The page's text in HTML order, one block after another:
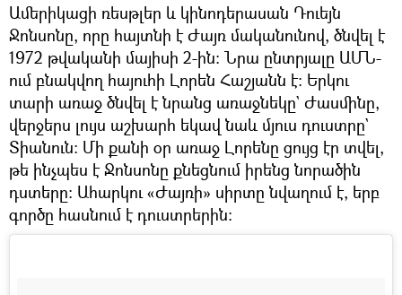
Ամերիկացի ռեսթլեր և կինոդերասան Դուեյն
Ջոնսոնը, որը հայտնի է Ժայռ մականունով, ծնվել է
1972 թվականի մայիսի 2-ին։ Նրա ընտրյալը ԱՄՆ-
ում բնակվող հայուհի Լորեն Հաշյանն է։ Երկու
տարի առաջ ծնվել է նրանց առաջնեկը` Ժասմինը,
վերջերս լույս աշխարհ եկավ նաև մյուս դուստրը`
Տիանուն։ Մի քանի օր առաջ Լորենը ցույց էր տվել,
թե ինչպես է Ջոնսոնը քնեցնում իրենց նորածին
դստերը։ Ահարկու «Ժայռի» սիրտը նվաղում է, երբ
գործը հասնում է դուստրերին։